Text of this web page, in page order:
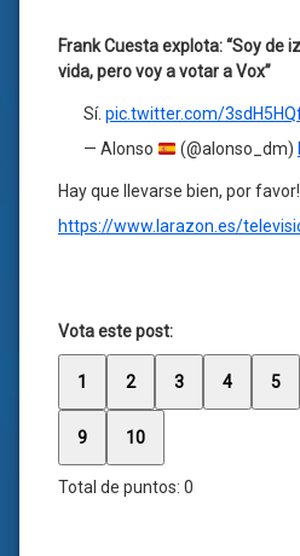
Frank Cuesta explota: “Soy de
vida, pero voy a votar a Vox”
Sí. pic.twitter.com/
— Alonso
(@alonso_dm)
Hay que llevarse bien, por favor!
https://www.larazon.es/
Vota este post:
1 2 3 4 5
9 10
Total de puntos: 0